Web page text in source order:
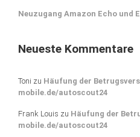
Neuzugang Amazon Echo und
Neueste Kommentare
Toni zu Häufung der
mobile.de/autoscout24
Frank Louis zu Häufung der
mobile.de/autoscout24